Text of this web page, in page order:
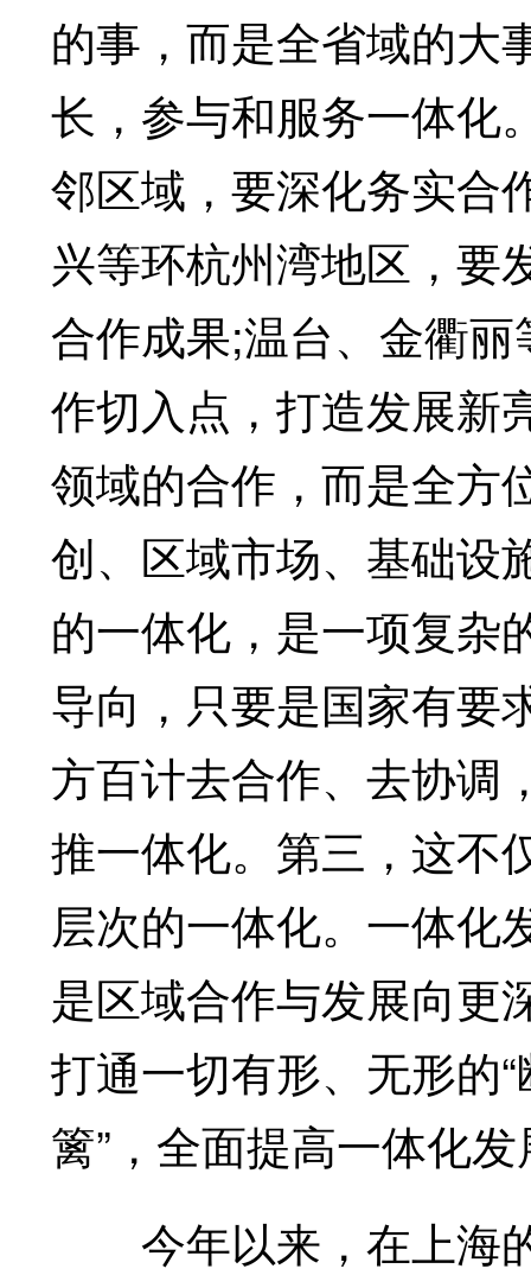
的事，而是全省域的大
长，参与和服务一体化
邻区域，要深化务实合
兴等环杭州湾地区，要
合作成果;温台、金衢
作切入点，打造发展新
领域的合作，而是全方
创、区域市场、基础设
的一体化，是一项复杂
导向，只要是国家有要
方百计去合作、去协调
推一体化。第三，这不
层次的一体化。一体化
是区域合作与发展向更
打通一切有形、无形的
篱”，全面提高一体化
今年以来，在上海